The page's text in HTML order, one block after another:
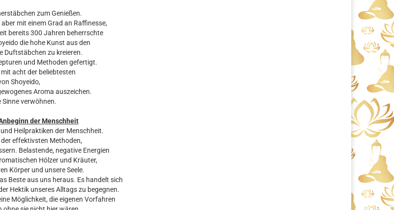
zum Genießen.
mit einem Grad an Raffinesse,
bereits 300 Jahren beherrschte
die hohe Kunst aus den
Duftstäbchen zu kreieren.
und Methoden gefertigt.
acht der beliebtesten
Shoyeido,
Aroma auszeichen.
Sinne verwöhnen.
der Menschheit
Heilpraktiken der Menschheit.
effektivsten Methoden,
Belastende, negative Energien
Hölzer und Kräuter,
Körper und unsere Seele.
Beste aus uns heraus. Es handelt sich
Hektik unseres Alltags zu begegnen.
Möglichkeit, die eigenen Vorfahren